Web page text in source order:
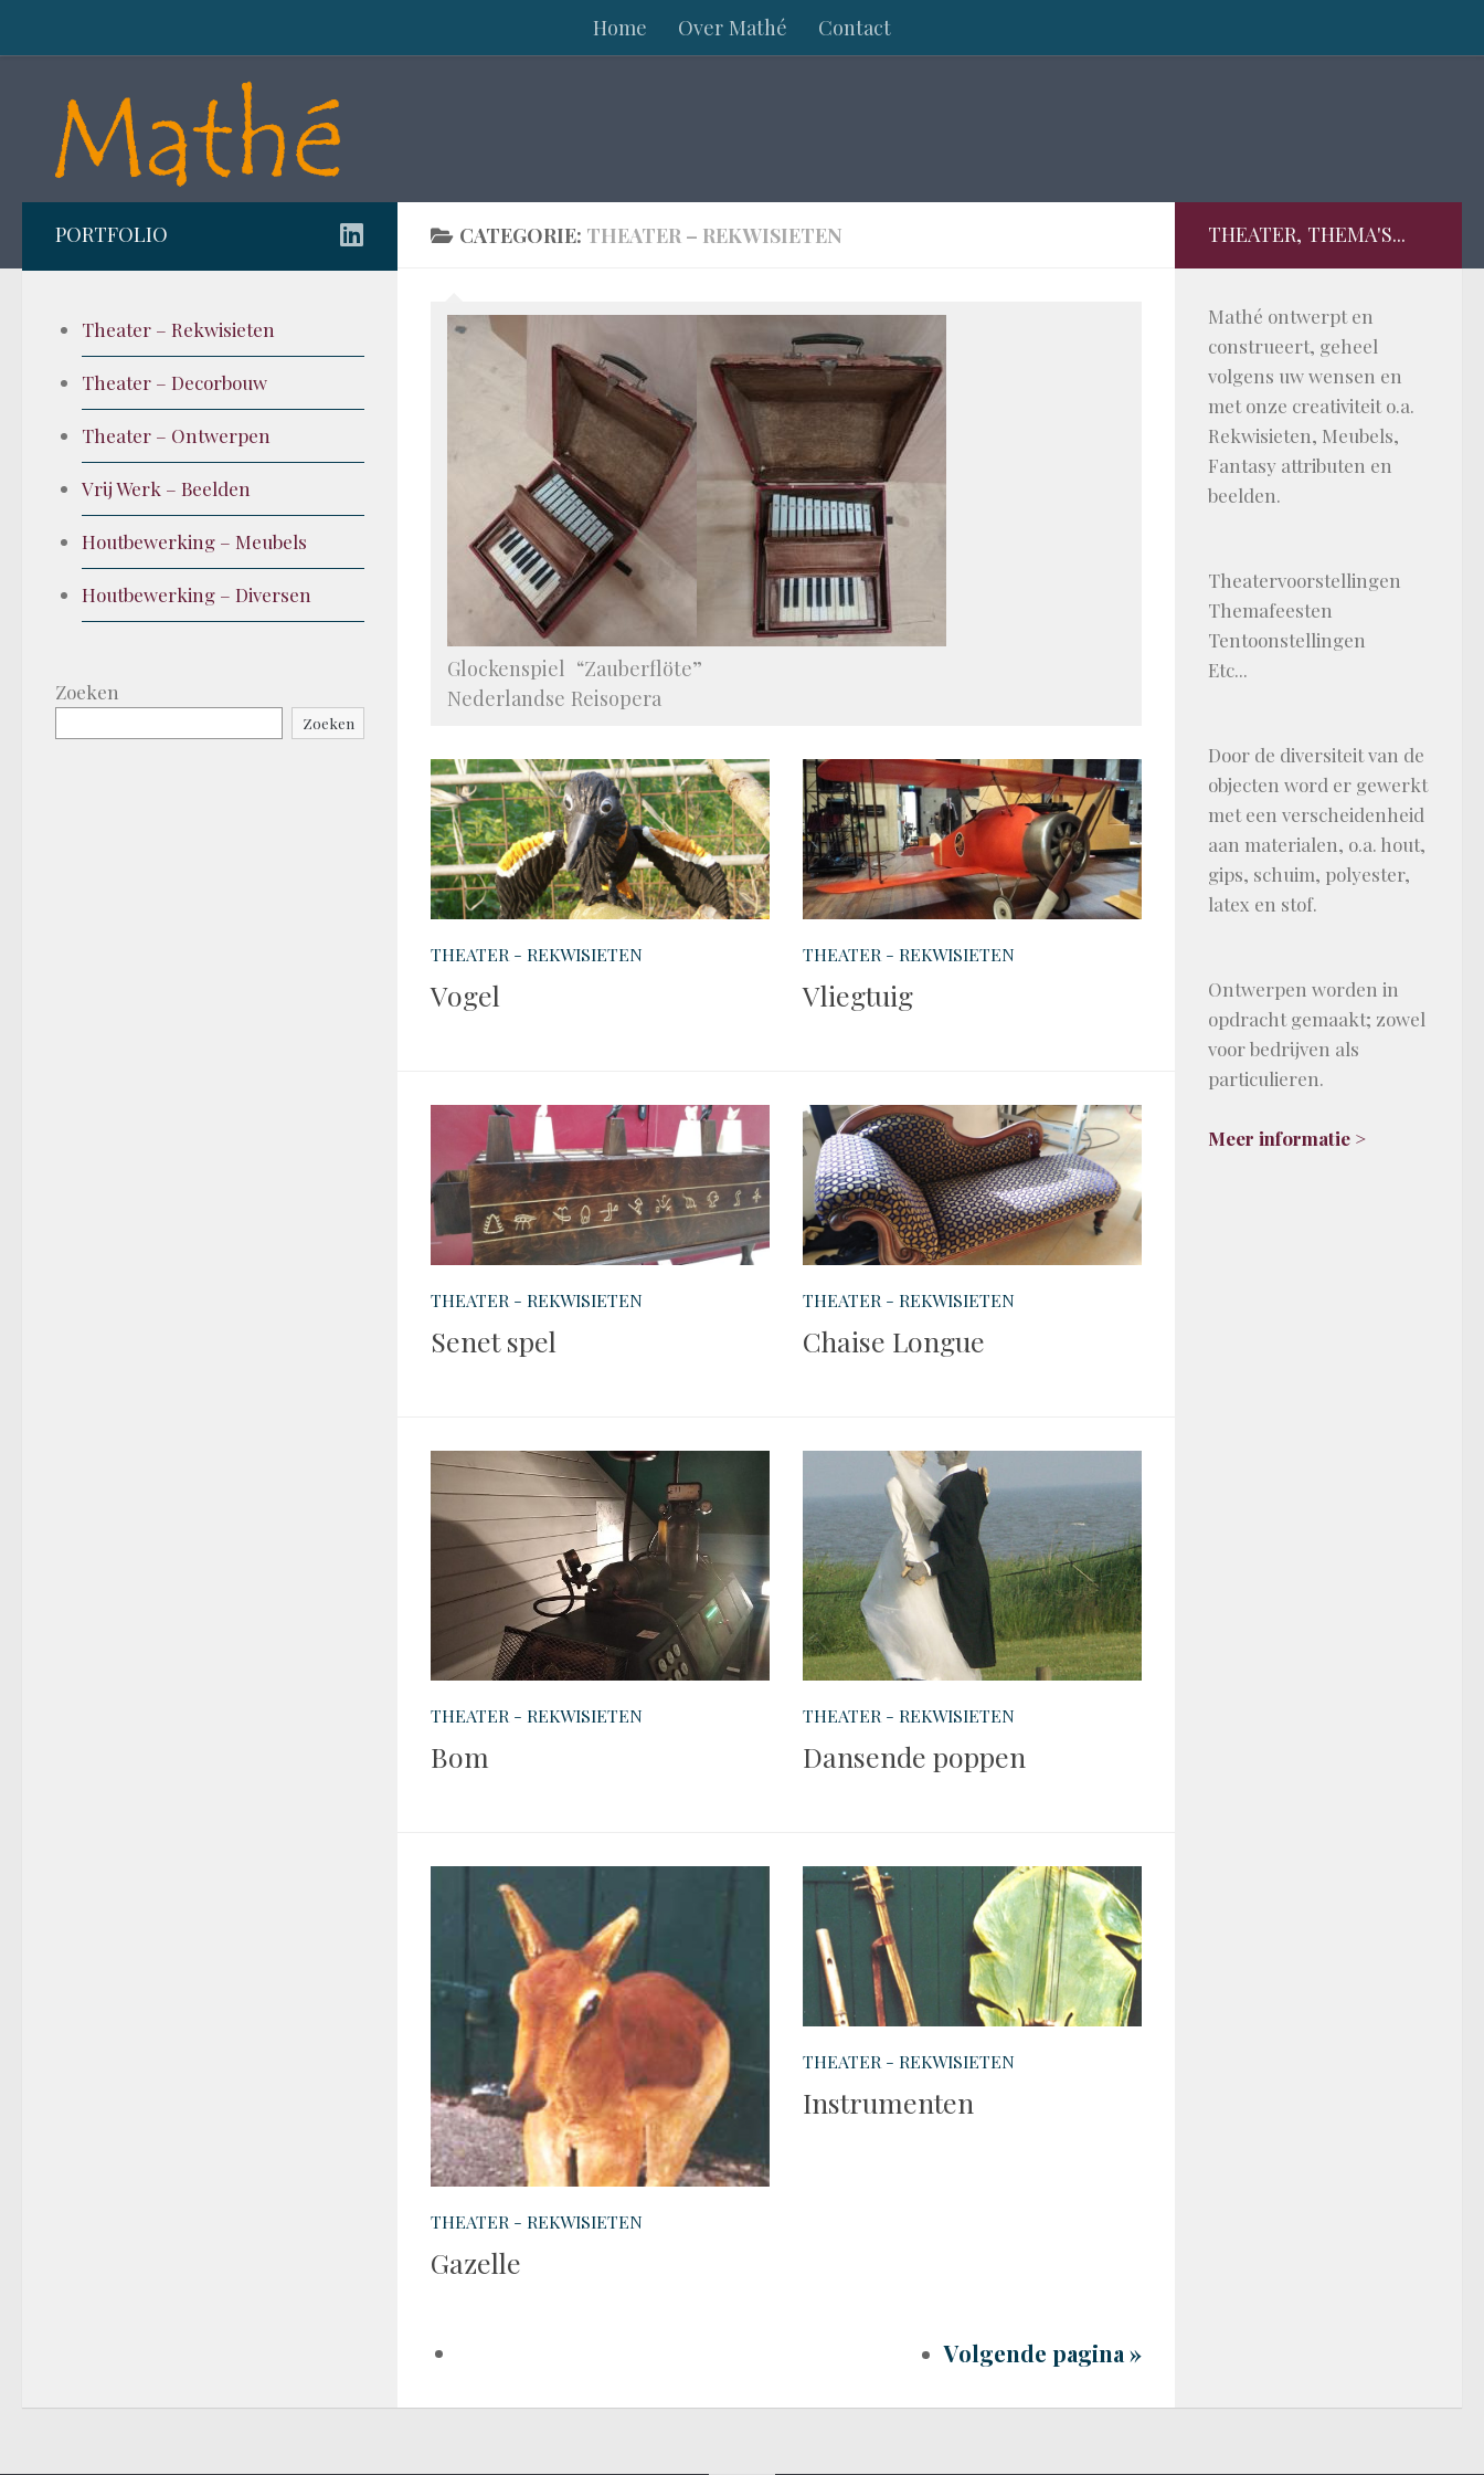
Home Over Mathé Contact
CATEGORIE: THEATER – REKWISIETEN
Glockenspiel “Zauberflöte”
Nederlandse Reisopera
THEATER - REKWISIETEN
Vogel
THEATER - REKWISIETEN
Vliegtuig
THEATER - REKWISIETEN
Senet spel
THEATER - REKWISIETEN
Chaise Longue
THEATER - REKWISIETEN
Bom
THEATER - REKWISIETEN
Dansende poppen
THEATER - REKWISIETEN
Gazelle
THEATER - REKWISIETEN
Instrumenten
Volgende pagina »
PORTFOLIO
Theater – Rekwisieten
Theater – Decorbouw
Theater – Ontwerpen
Vrij Werk – Beelden
Houtbewerking – Meubels
Houtbewerking – Diversen
Zoeken
Zoeken
THEATER, THEMA'S...
Mathé ontwerpt en
construeert, geheel
volgens uw wensen en
met onze creativiteit o.a.
Rekwisieten, Meubels,
Fantasy attributen en
beelden.
Theatervoorstellingen
Themafeesten
Tentoonstellingen
Etc...
Door de diversiteit van de
objecten word er gewerkt
met een verscheidenheid
aan materialen, o.a. hout,
gips, schuim, polyester,
latex en stof.
Ontwerpen worden in
opdracht gemaakt; zowel
voor bedrijven als
particulieren.
Meer informatie >